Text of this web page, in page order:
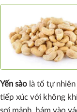
Yến sào là tổ tự
tiếp xúc với không
sợi mảnh, bám vào